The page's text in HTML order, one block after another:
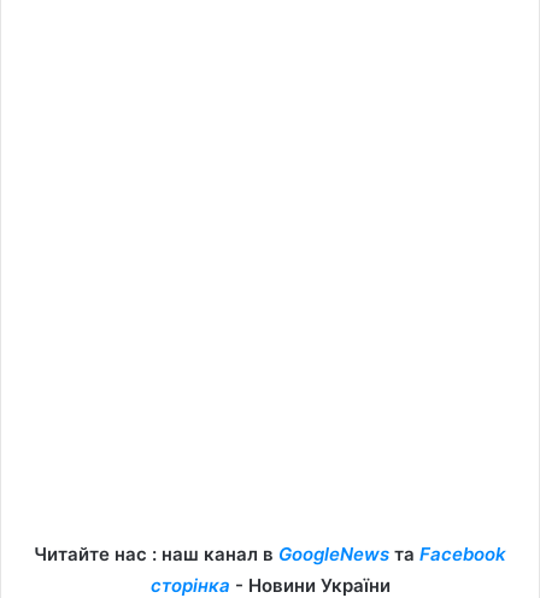
Читайте нас : наш канал в GoogleNews та Facebook
сторінка - Новини України